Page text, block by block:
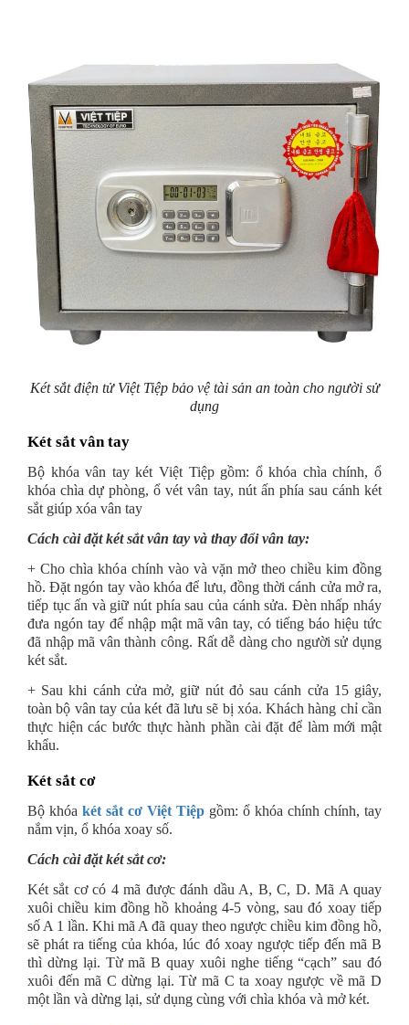
Két sắt điện tử Việt Tiệp bảo vệ tài sản an toàn cho người sử
dụng
Két sắt vân tay
Bộ khóa vân tay két Việt Tiệp gồm: ổ khóa chìa chính, ổ
khóa chìa dự phòng, ổ vét vân tay, nút ấn phía sau cánh két
sắt giúp xóa vân tay
Cách cài đặt két sắt vân tay và thay đổi vân tay:
+ Cho chìa khóa chính vào và vặn mở theo chiều kim đồng
hồ. Đặt ngón tay vào khóa để lưu, đồng thời cánh cửa mở ra,
tiếp tục ấn và giữ nút phía sau của cánh sửa. Đèn nhấp nháy
đưa ngón tay để nhập mật mã vân tay, có tiếng báo hiệu tức
đã nhập mã vân thành công. Rất dễ dàng cho người sử dụng
két sắt.
+ Sau khi cánh cửa mở, giữ nút đỏ sau cánh cửa 15 giây,
toàn bộ vân tay của két đã lưu sẽ bị xóa. Khách hàng chỉ cần
thực hiện các bước thực hành phần cài đặt để làm mới mật
khẩu.
Két sắt cơ
Bộ khóa két sắt cơ Việt Tiệp gồm: ổ khóa chính chính, tay
nắm vịn, ổ khóa xoay số.
Cách cài đặt két sắt cơ:
Két sắt cơ có 4 mã được đánh dầu A, B, C, D. Mã A quay
xuôi chiều kim đồng hồ khoảng 4-5 vòng, sau đó xoay tiếp
số A 1 lần. Khi mã A đã quay theo ngược chiều kim đồng hồ,
sẽ phát ra tiếng của khóa, lúc đó xoay ngược tiếp đến mã B
thì dừng lại. Từ mã B quay xuôi nghe tiếng “cạch” sau đó
xuôi đến mã C dừng lại. Từ mã C ta xoay ngược về mã D
một lần và dừng lại, sử dụng cùng với chìa khóa và mở két.